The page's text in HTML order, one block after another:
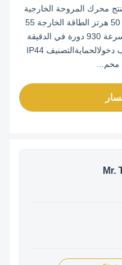
المروحة الخارجية
الجهد 220 فولت-240 فولت التكرار 50 هرتز الطاقة الخارجة 55
واط قطب 6P إم بي اس 0.67A السرعة 930 دورة في الدقيقة
مكثف 3μF/450V فئة العزل الفئة ب دخولالحمايةالتصنيف IP44